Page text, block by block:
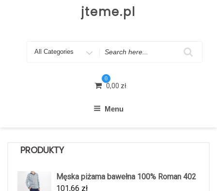
jteme.pl
Search
0
0,00 zł
Menu
PRODUKTY
Męska piżama bawełna 100% Roman 402
101,66 zł